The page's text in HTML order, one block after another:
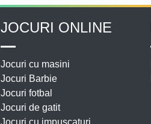
JOCURI ONLINE
Jocuri cu masini
Jocuri Barbie
Jocuri fotbal
Jocuri de gatit
Jocuri cu impuscaturi